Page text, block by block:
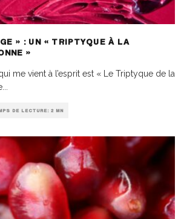
» : UN « TRIPTYQUE À LA
»
me vient à l’esprit est « Le Triptyque de la
DE LECTURE: 2 MN